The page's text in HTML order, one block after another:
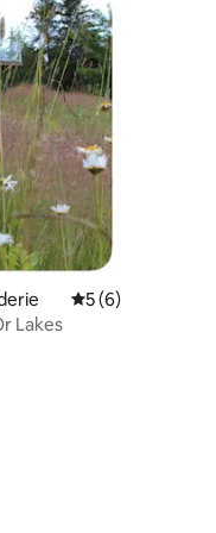
4 Bewertungen
5 (6)
Lakes